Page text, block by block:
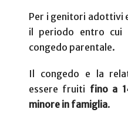
Per i genitori adottivi
il periodo entro cui
congedo parentale.
Il congedo e la
essere fruiti fino a
minore in famiglia.